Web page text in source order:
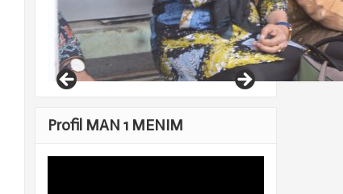
Profil MAN 1 MENIM